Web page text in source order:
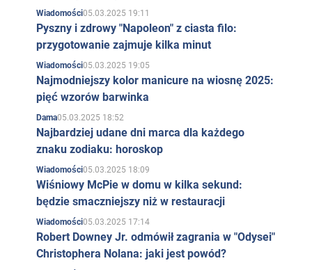
Wiadomości05.03.2025 19:11
Pyszny i zdrowy "Napoleon" z ciasta filo:
przygotowanie zajmuje kilka minut
Wiadomości05.03.2025 19:05
Najmodniejszy kolor manicure na wiosnę 2025:
pięć wzorów barwinka
Dama05.03.2025 18:52
Najbardziej udane dni marca dla każdego
znaku zodiaku: horoskop
Wiadomości05.03.2025 18:09
Wiśniowy McPie w domu w kilka sekund:
będzie smaczniejszy niż w restauracji
Wiadomości05.03.2025 17:14
Robert Downey Jr. odmówił zagrania w "Odysei"
Christophera Nolana: jaki jest powód?